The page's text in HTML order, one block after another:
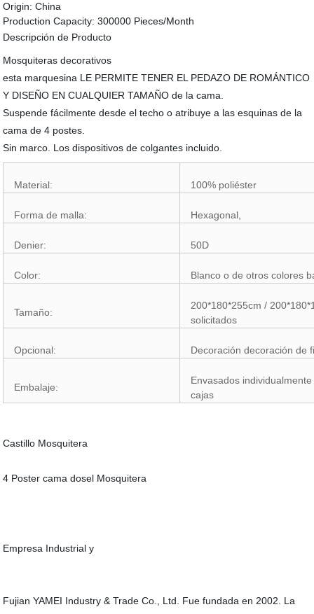
Origin: China
Production Capacity: 300000 Pieces/Month
Descripción de Producto
Mosquiteras decorativos
esta marquesina LE PERMITE TENER EL PEDAZO DE ROMÁNTICO
Y DISEÑO EN CUALQUIER TAMAÑO de la cama.
Suspende fácilmente desde el techo o atribuye a las esquinas de la
cama de 4 postes.
Sin marco. Los dispositivos de colgantes incluido.
Material: 100% poliéster
Forma de malla: Hexagonal,
Denier: 50D
Color: Blanco o de otros colores
Tamaño:
200*180*255cm /
solicitados
Opcional: Decoración decoración de
Embalaje:
Envasados
cajas
Castillo Mosquitera
4 Poster cama dosel Mosquitera
Empresa Industrial y
Fujian YAMEI Industry & Trade Co., Ltd. Fue fundada en 2002. La